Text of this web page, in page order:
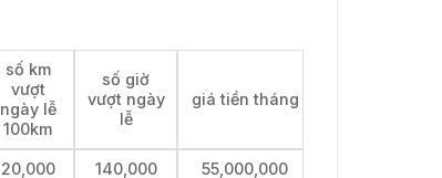
số km
vượt
ngày lễ
100km
số giờ
vượt ngày
lễ
giá tiền tháng
20,000 140,000 55,000,000